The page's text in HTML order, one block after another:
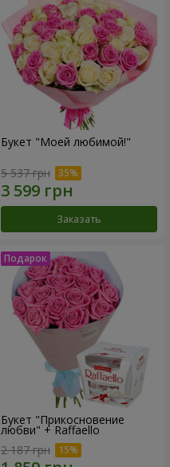
Букет "Моей любимой!"
5 537 грн
Заказать
Букет "Прикосновение
любви" + Raffaello
2 187 грн